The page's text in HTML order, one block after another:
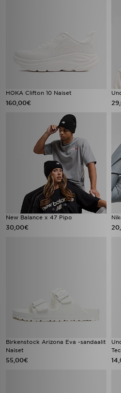
HOKA Clifton 10 Naiset
160,00€
New Balance x 47 Pipo
30,00€
Birkenstock Arizona Eva -sandaalit
Naiset
55,00€